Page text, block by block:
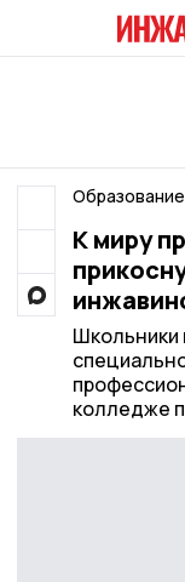
Образование
К миру
Школьники
колледже